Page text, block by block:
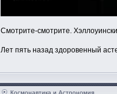
Смотрите-смотрите.
Лет пять назад здоровенный
Космонавтика и Астрономия